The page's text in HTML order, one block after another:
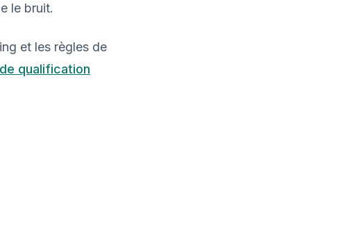
le bruit.
et les règles de
qualification